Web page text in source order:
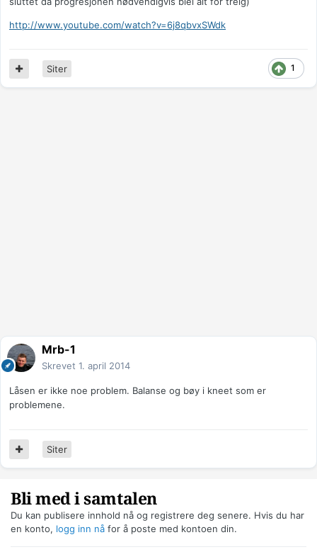
http://www.youtube.com/watch?v=6j8qbvxSWdk
1
Siter
Mrb-1
Skrevet 1. april 2014
Låsen er ikke noe problem. Balanse og bøy i kneet som er
problemene.
Siter
Bli med i samtalen
Du kan publisere innhold nå og registrere deg senere. Hvis du har
en konto, logg inn nå for å poste med kontoen din.